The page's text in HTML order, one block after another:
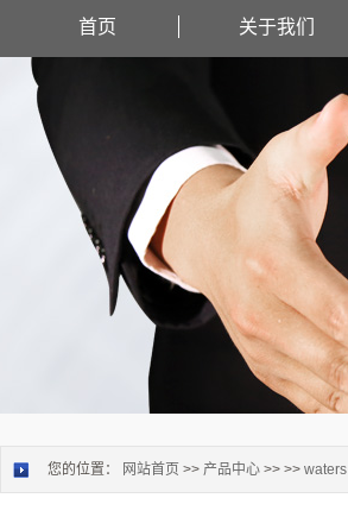
首页 关于我们
您的位置： 网站首页 >> 产品中心 >> >> waters